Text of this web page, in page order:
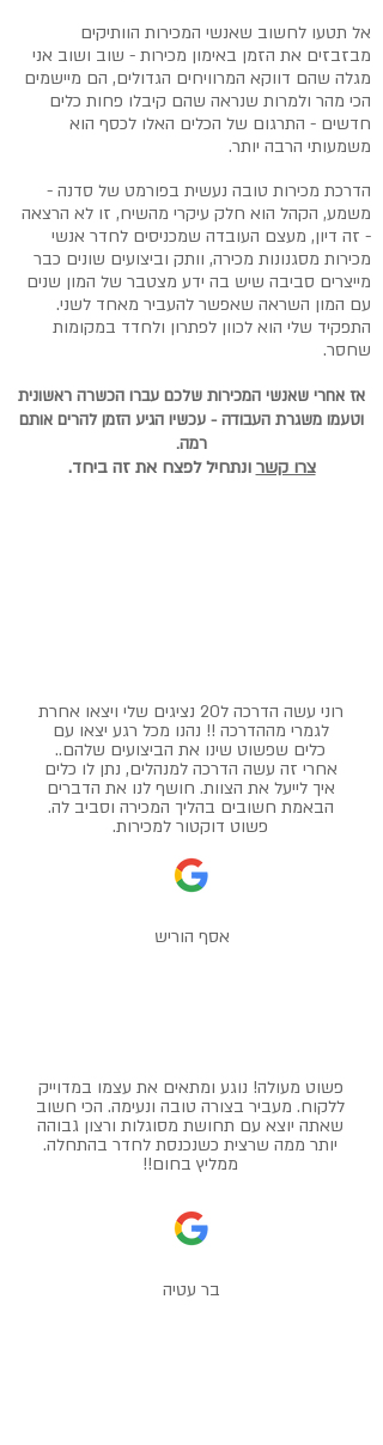
אל תטעו לחשוב שאנשי המכירות הוותיקים
מבזבזים את הזמן באימון מכירות - שוב ושוב אני
מגלה שהם דווקא המרוויחים הגדולים, הם מיישמים
הכי מהר ולמרות שנראה שהם קיבלו פחות כלים
חדשים - התרגום של הכלים האלו לכסף הוא
משמעותי הרבה יותר.
הדרכת מכירות טובה נעשית בפורמט של סדנה -
משמע, הקהל הוא חלק עיקרי מהשיח, זו לא הרצאה
- זה דיון, מעצם העובדה שמכניסים לחדר אנשי
מכירות מסגנונות מכירה, וותק וביצועים שונים כבר
מייצרים סביבה שיש בה ידע מצטבר של המון שנים
עם המון השראה שאפשר להעביר מאחד לשני.
התפקיד שלי הוא לכוון לפתרון ולחדד במקומות
שחסר.
אז אחרי שאנשי המכירות שלכם עברו הכשרה ראשונית
וטעמו משגרת העבודה - עכשיו הגיע הזמן להרים אותם
רמה.
צרו קשר ונתחיל לפצח את זה ביחד.
רוני עשה הדרכה ל20 נציגים שלי ויצאו אחרת
לגמרי מההדרכה !! נהנו מכל רגע יצאו עם
כלים שפשוט שינו את הביצועים שלהם..
אחרי זה עשה הדרכה למנהלים, נתן לו כלים
איך לייעל את הצוות. חושף לנו את הדברים
הבאמת חשובים בהליך המכירה וסביב לה.
פשוט דוקטור למכירות.
אסף הוריש
פשוט מעולה! נוגע ומתאים את עצמו במדוייק
ללקוח. מעביר בצורה טובה ונעימה. הכי חשוב
שאתה יוצא עם תחושת מסוגלות ורצון גבוהה
יותר ממה שרצית כשנכנסת לחדר בהתחלה.
ממליץ בחום!!
בר עטיה